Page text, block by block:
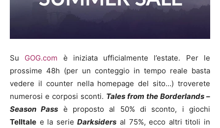
Su GOG.com è iniziata ufficialmente l’estate. Per le
prossime 48h (per un conteggio in tempo reale basta
vedere il counter nella homepage del sito…) troverete
numerosi e corposi sconti. Tales from the Borderlands –
Season Pass è proposto al 50% di sconto, i giochi
Telltale e la serieDarksiders al 75%, ecco altri titoli in